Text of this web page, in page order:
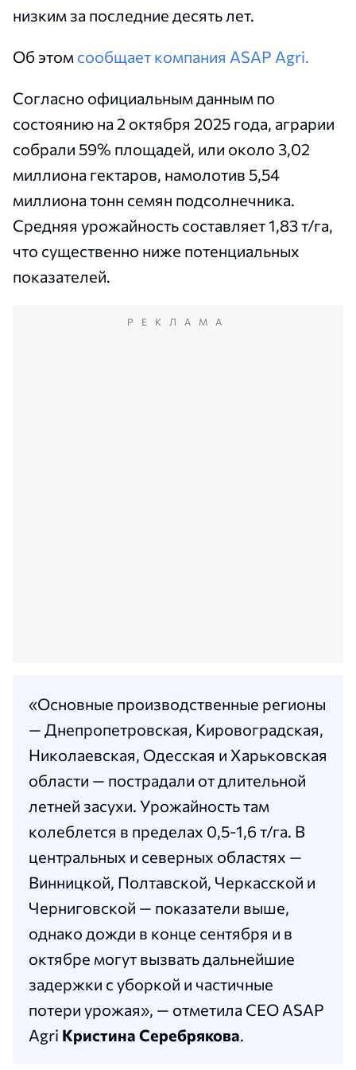
низким за последние десять лет.
Об этом сообщает компания ASAP Agri.
Согласно официальным данным по
состоянию на 2 октября 2025 года, аграрии
собрали 59% площадей, или около 3,02
миллиона гектаров, намолотив 5,54
миллиона тонн семян подсолнечника.
Средняя урожайность составляет 1,83 т/га,
что существенно ниже потенциальных
показателей.
РЕКЛАМА
«Основные производственные регионы
— Днепропетровская, Кировоградская,
Николаевская, Одесская и Харьковская
области — пострадали от длительной
летней засухи. Урожайность там
колеблется в пределах 0,5-1,6 т/га. В
центральных и северных областях —
Винницкой, Полтавской, Черкасской и
Черниговской — показатели выше,
однако дожди в конце сентября и в
октябре могут вызвать дальнейшие
задержки с уборкой и частичные
потери урожая», — отметила CEO ASAP
Agri Кристина Серебрякова.